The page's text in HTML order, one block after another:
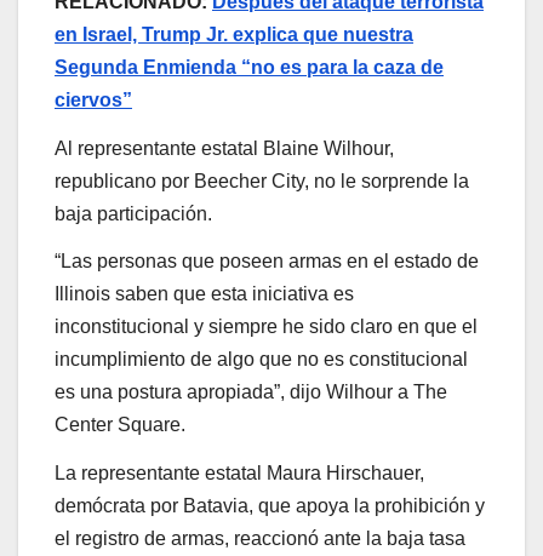
en Israel, Trump Jr. explica que nuestra
Segunda Enmienda “no es para la caza de
ciervos”
Al representante estatal Blaine Wilhour,
republicano por Beecher City, no le sorprende la
baja participación.
“Las personas que poseen armas en el estado de
Illinois saben que esta iniciativa es
inconstitucional y siempre he sido claro en que el
incumplimiento de algo que no es constitucional
es una postura apropiada”, dijo Wilhour a The
Center Square.
La representante estatal Maura Hirschauer,
demócrata por Batavia, que apoya la prohibición y
el registro de armas, reaccionó ante la baja tasa